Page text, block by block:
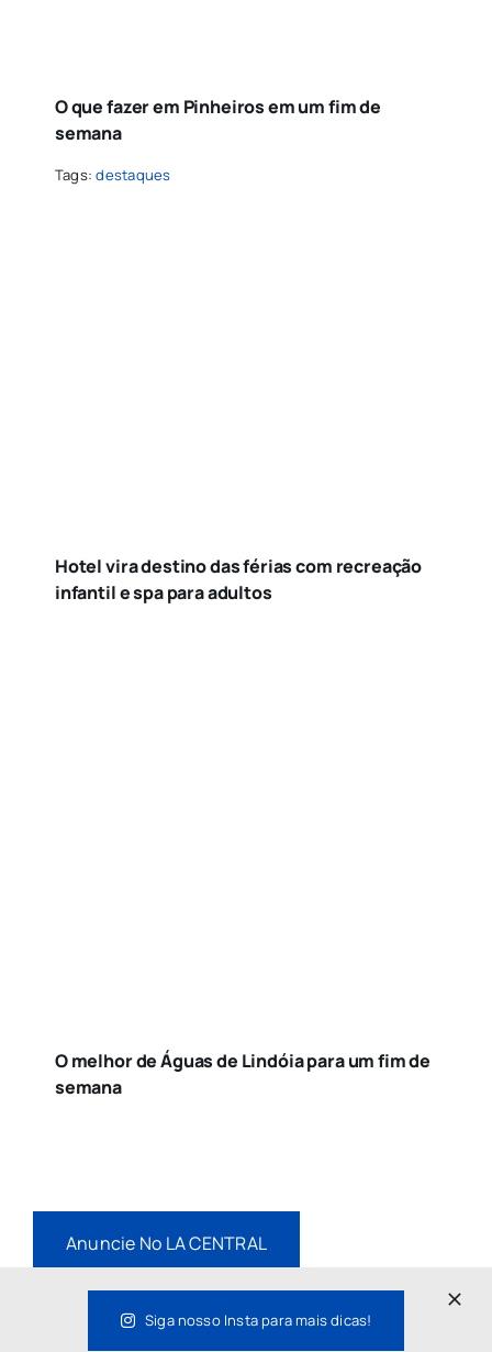
O que fazer em Pinheiros em um fim de
semana
Tags:destaques
Hotel vira destino das férias com recreação
infantil e spa para adultos
O melhor de Águas de Lindóia para um fim de
semana
Anuncie No LA CENTRAL
Ganhe o E-book: 10 Restaurantes para conhecer os
Siga nosso Insta para mais dicas!